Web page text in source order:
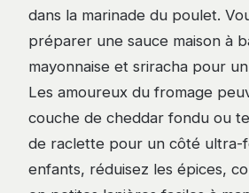
dans la marinade du poulet.
préparer une sauce maison à
mayonnaise et sriracha pour
Les amoureux du fromage
couche de cheddar fondu ou
de raclette pour un côté ultra-
enfants, réduisez les épices,